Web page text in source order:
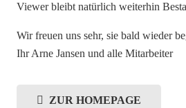
Viewer bleibt natürlich weiterhin
Wir freuen uns sehr, sie bald wieder
Ihr Arne Jansen und alle Mitarbeiter
ZUR HOMEPAGE